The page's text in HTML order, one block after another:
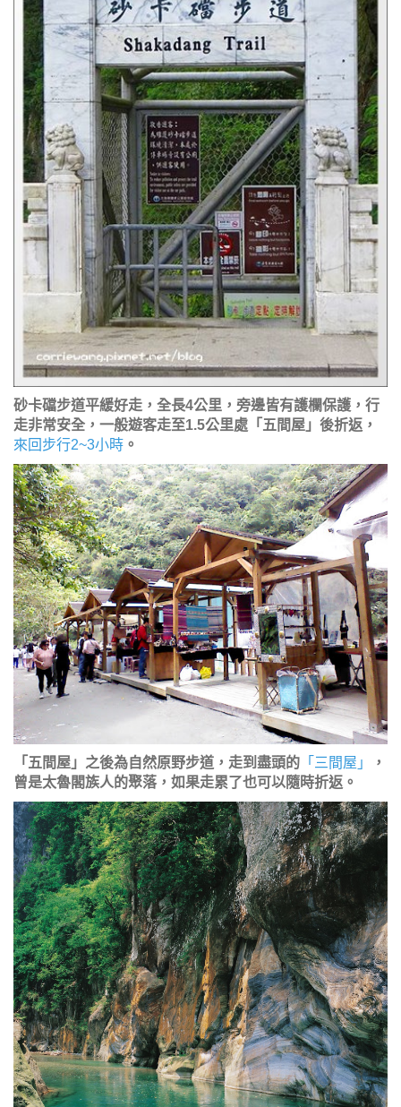
砂卡礑步道平緩好走，全長4公里，旁邊皆有護欄保護，行
走非常安全，一般遊客走至1.5公里處「五間屋」後折返，
來回步行2~3小時 。
「五間屋」之後為自然原野步道，走到盡頭的 「三間屋」
，
曾是太魯閣族人的聚落，如果走累了也可以隨時折返。